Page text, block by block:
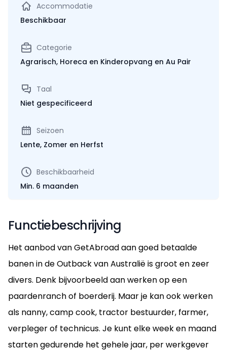
Accommodatie
Beschikbaar
Categorie
Agrarisch, Horeca en Kinderopvang en Au Pair
Taal
Niet gespecificeerd
Seizoen
Lente, Zomer en Herfst
Beschikbaarheid
Min. 6 maanden
Functiebeschrijving
Het aanbod van GetAbroad aan goed betaalde
banen in de Outback van Australië is groot en zeer
divers. Denk bijvoorbeeld aan werken op een
paardenranch of boerderij. Maar je kan ook werken
als nanny, camp cook, tractor bestuurder, farmer,
verpleger of technicus. Je kunt elke week en maand
starten gedurende het gehele jaar, per werkgever